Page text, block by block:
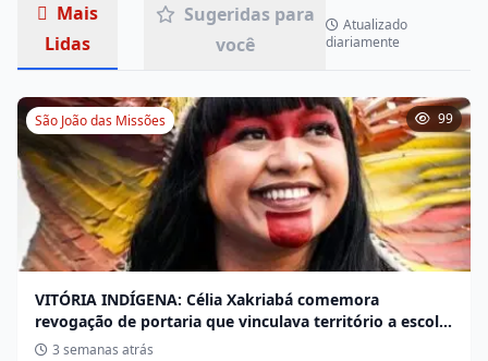
Mais
Lidas
Sugeridas para
você
Atualizado
diariamente
São João das Missões 99
VITÓRIA INDÍGENA: Célia Xakriabá comemora
revogação de portaria que vinculava território a escola
não indígena
3 semanas atrás